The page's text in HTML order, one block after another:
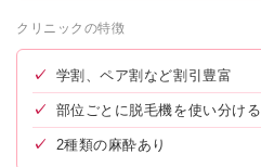
クリニックの特徴
✓ 学割、ペア割など割引豊富
✓ 部位ごとに脱毛機を使い分ける
✓ 2種類の麻酔あり